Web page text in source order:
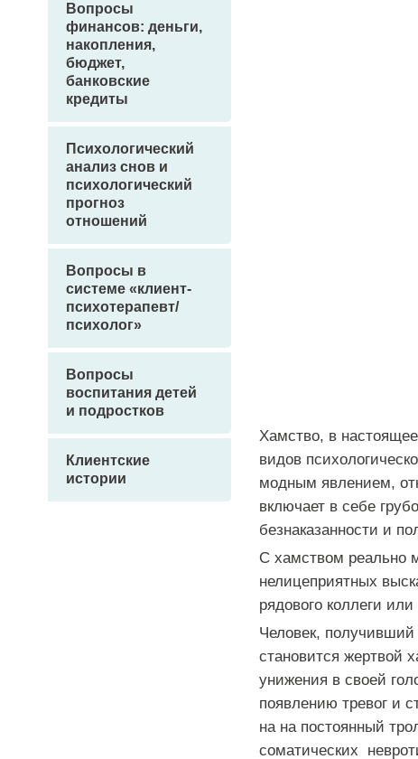
Вопросы
финансов: деньги,
накопления,
бюджет,
банковские
кредиты
Психологический
анализ снов и
психологический
прогноз
отношений
Вопросы в
системе «клиент-
психотерапевт/
психолог»
Вопросы
воспитания детей
и подростков
Клиентские
истории
Хамство, в
видов
модным явлением,
включает в себе
безнаказанности и
С хамством реально
нелицеприятных
рядового коллеги
Человек, получивший
становится жертвой
унижения в своей
появлению тревог и
на на постоянный
соматических